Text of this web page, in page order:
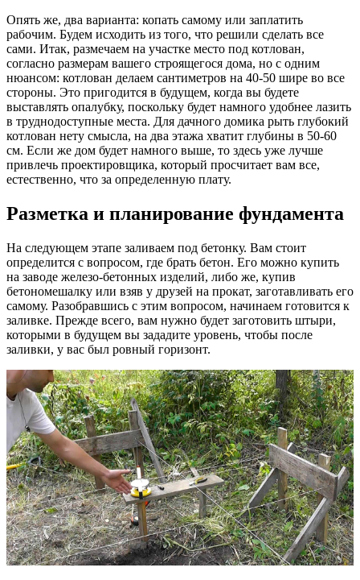
Опять же, два варианта: копать самому или заплатить
рабочим. Будем исходить из того, что решили сделать все
сами. Итак, размечаем на участке место под котлован,
согласно размерам вашего строящегося дома, но с одним
нюансом: котлован делаем сантиметров на 40-50 шире во все
стороны. Это пригодится в будущем, когда вы будете
выставлять опалубку, поскольку будет намного удобнее лазить
в труднодоступные места. Для дачного домика рыть глубокий
котлован нету смысла, на два этажа хватит глубины в 50-60
см. Если же дом будет намного выше, то здесь уже лучше
привлечь проектировщика, который просчитает вам все,
естественно, что за определенную плату.
Разметка и планирование фундамента
На следующем этапе заливаем под бетонку. Вам стоит
определится с вопросом, где брать бетон. Его можно купить
на заводе железо-бетонных изделий, либо же, купив
бетономешалку или взяв у друзей на прокат, заготавливать его
самому. Разобравшись с этим вопросом, начинаем готовится к
заливке. Прежде всего, вам нужно будет заготовить штыри,
которыми в будущем вы зададите уровень, чтобы после
заливки, у вас был ровный горизонт.